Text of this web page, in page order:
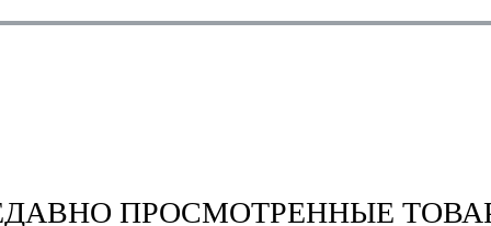
ПРОСМОТРЕННЫЕ